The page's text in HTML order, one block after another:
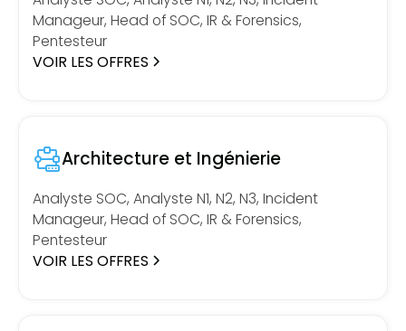
Manageur, Head of SOC, IR & Forensics,
Pentesteur
VOIR LES OFFRES
Architecture et Ingénierie
Analyste SOC, Analyste N1, N2, N3, Incident
Manageur, Head of SOC, IR & Forensics,
Pentesteur
VOIR LES OFFRES